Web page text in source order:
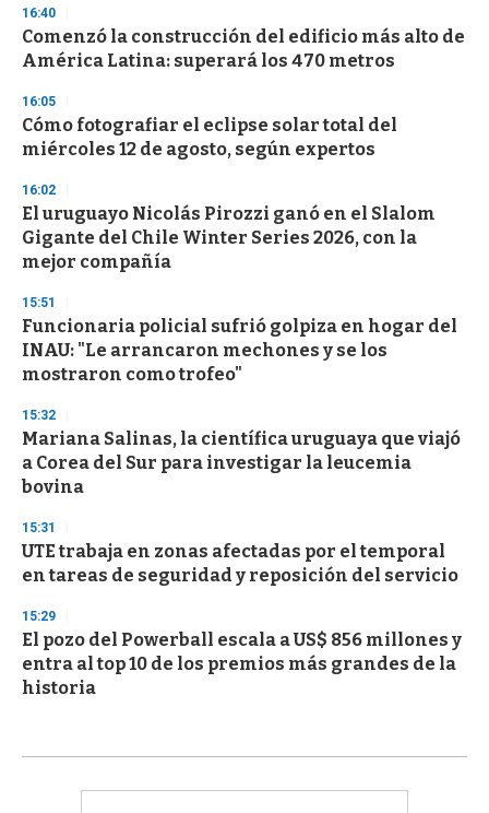
s
e
c
o
d
s
16:40
Comenzó la construcción del edificio más alto de
América Latina: superará los 470 metros
16:05
Cómo fotografiar el eclipse solar total del
miércoles 12 de agosto, según expertos
16:02
El uruguayo Nicolás Pirozzi ganó en el Slalom
Gigante del Chile Winter Series 2026, con la
mejor compañía
15:51
Funcionaria policial sufrió golpiza en hogar del
INAU: "Le arrancaron mechones y se los
mostraron como trofeo"
15:32
Mariana Salinas, la científica uruguaya que viajó
a Corea del Sur para investigar la leucemia
bovina
15:31
UTE trabaja en zonas afectadas por el temporal
en tareas de seguridad y reposición del servicio
15:29
El pozo del Powerball escala a US$ 856 millones y
entra al top 10 de los premios más grandes de la
historia